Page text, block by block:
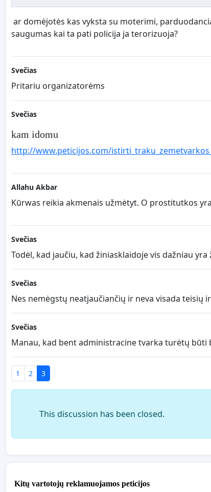
ar domėjotės kas vyksta su moterimi,
saugumas kai ta pati policija ja terorizuoja?
Svečias
Pritariu organizatorėms
Svečias
kam idomu
http://www.peticijos.com/
Allahu Akbar
Kūrwas reikia akmenais užmėtyt. O prostitutkos
Svečias
Todėl, kad jaučiu, kad žiniasklaidoje vis dažniau
Svečias
Nes nemėgstų neatjaučiančių ir neva visada teisių
Svečias
Manau, kad bent administracine tvarka turėtų būti
1 2 3
This discussion has been closed.
Kitų vartotojų reklamuojamos peticijos